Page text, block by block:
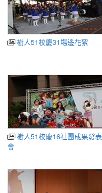
樹人51校慶31場邊花絮
樹人51校慶16社團成果發表
會